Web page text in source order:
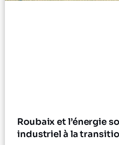
Roubaix et l’énergie
industriel à la